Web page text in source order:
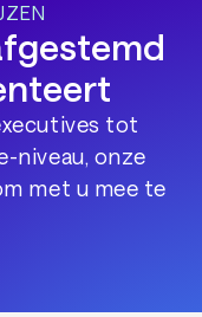
tot
niveau, onze
met u mee te